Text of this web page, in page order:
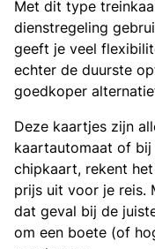
Met dit type
dienstregeling
geeft je veel
echter de duurste
goedkoper
Deze kaartjes zijn
kaartautomaat of
chipkaart, rekent
prijs uit voor je reis.
dat geval bij de
om een boete (of